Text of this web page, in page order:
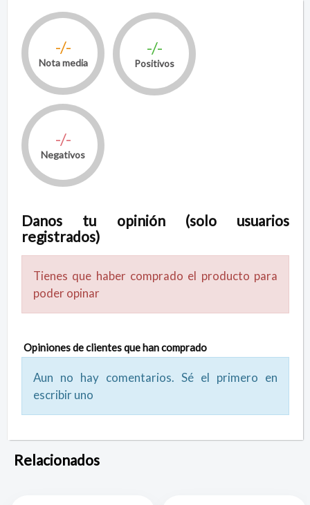
-/-
Nota media
-/-
Positivos
-/-
Negativos
Danos tu opinión (solo usuarios
registrados)
Tienes que haber comprado el producto para
poder opinar
Opiniones de clientes que han comprado
Aun no hay comentarios. Sé el primero en
escribir uno
Relacionados